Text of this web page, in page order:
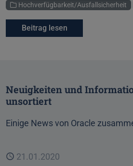
Hochverfügbarkeit/Ausfallsicherheit
Beitrag lesen
Neuigkeiten und
unsortiert
Einige News von Oracle
Veröffentlicht
21.01.2020